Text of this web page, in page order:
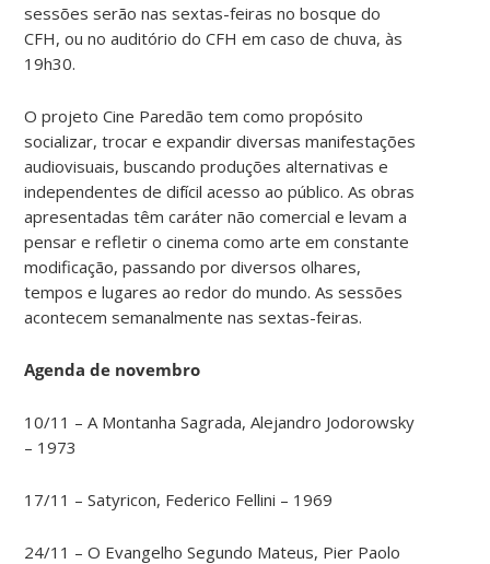
sessões serão nas sextas-feiras no bosque do
CFH, ou no auditório do CFH em caso de chuva, às
19h30.
O projeto Cine Paredão tem como propósito
socializar, trocar e expandir diversas manifestações
audiovisuais, buscando produções alternativas e
independentes de difícil acesso ao público. As obras
apresentadas têm caráter não comercial e levam a
pensar e refletir o cinema como arte em constante
modificação, passando por diversos olhares,
tempos e lugares ao redor do mundo. As sessões
acontecem semanalmente nas sextas-feiras.
Agenda de novembro
10/11 – A Montanha Sagrada, Alejandro Jodorowsky
– 1973
17/11 – Satyricon, Federico Fellini – 1969
24/11 – O Evangelho Segundo Mateus, Pier Paolo